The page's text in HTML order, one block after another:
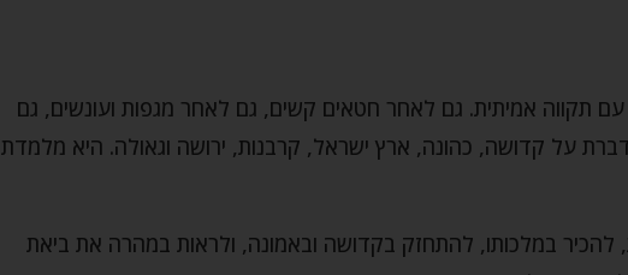
תקווה אמיתית. גם לאחר חטאים קשים, גם לאחר מגפות ועונשים, גם
על קדושה, כהונה, ארץ ישראל, קרבנות, ירושה וגאולה. היא מלמדת
להכיר במלכותו, להתחזק בקדושה ובאמונה, ולראות במהרה את ביאת